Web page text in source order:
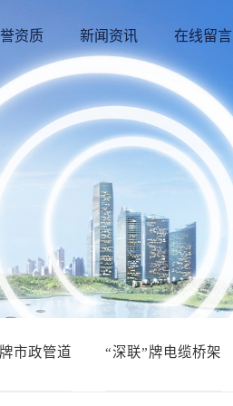
资质 新闻资讯 在线留言
市政管道 “深联”牌电缆桥架